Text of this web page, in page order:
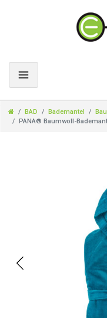
BAD Bademantel
PANA® Baumwoll-